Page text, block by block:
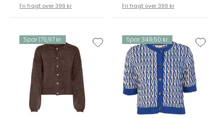
Fri fragt over 399 kr Fri fragt over 399 kr
Spar 179,97 kr. Spar 349,50 kr.